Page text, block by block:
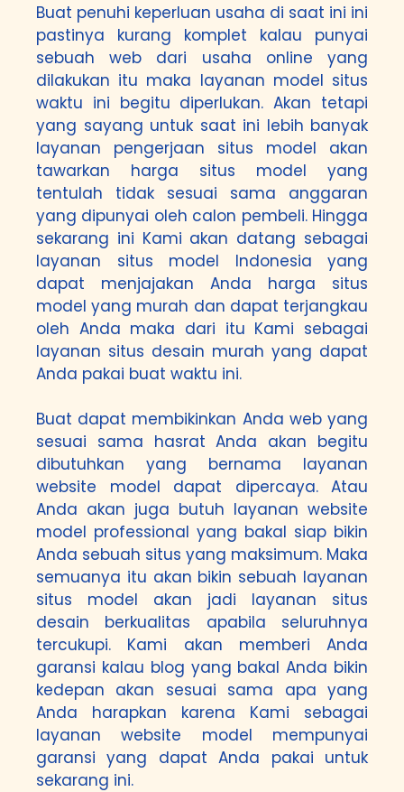
Buat penuhi keperluan usaha di saat ini ini
pastinya kurang komplet kalau punyai
sebuah web dari usaha online yang
dilakukan itu maka layanan model situs
waktu ini begitu diperlukan. Akan tetapi
yang sayang untuk saat ini lebih banyak
layanan pengerjaan situs model akan
tawarkan harga situs model yang
tentulah tidak sesuai sama anggaran
yang dipunyai oleh calon pembeli. Hingga
sekarang ini Kami akan datang sebagai
layanan situs model Indonesia yang
dapat menjajakan Anda harga situs
model yang murah dan dapat terjangkau
oleh Anda maka dari itu Kami sebagai
layanan situs desain murah yang dapat
Anda pakai buat waktu ini.
Buat dapat membikinkan Anda web yang
sesuai sama hasrat Anda akan begitu
dibutuhkan yang bernama layanan
website model dapat dipercaya. Atau
Anda akan juga butuh layanan website
model professional yang bakal siap bikin
Anda sebuah situs yang maksimum. Maka
semuanya itu akan bikin sebuah layanan
situs model akan jadi layanan situs
desain berkualitas apabila seluruhnya
tercukupi. Kami akan memberi Anda
garansi kalau blog yang bakal Anda bikin
kedepan akan sesuai sama apa yang
Anda harapkan karena Kami sebagai
layanan website model mempunyai
garansi yang dapat Anda pakai untuk
sekarang ini.